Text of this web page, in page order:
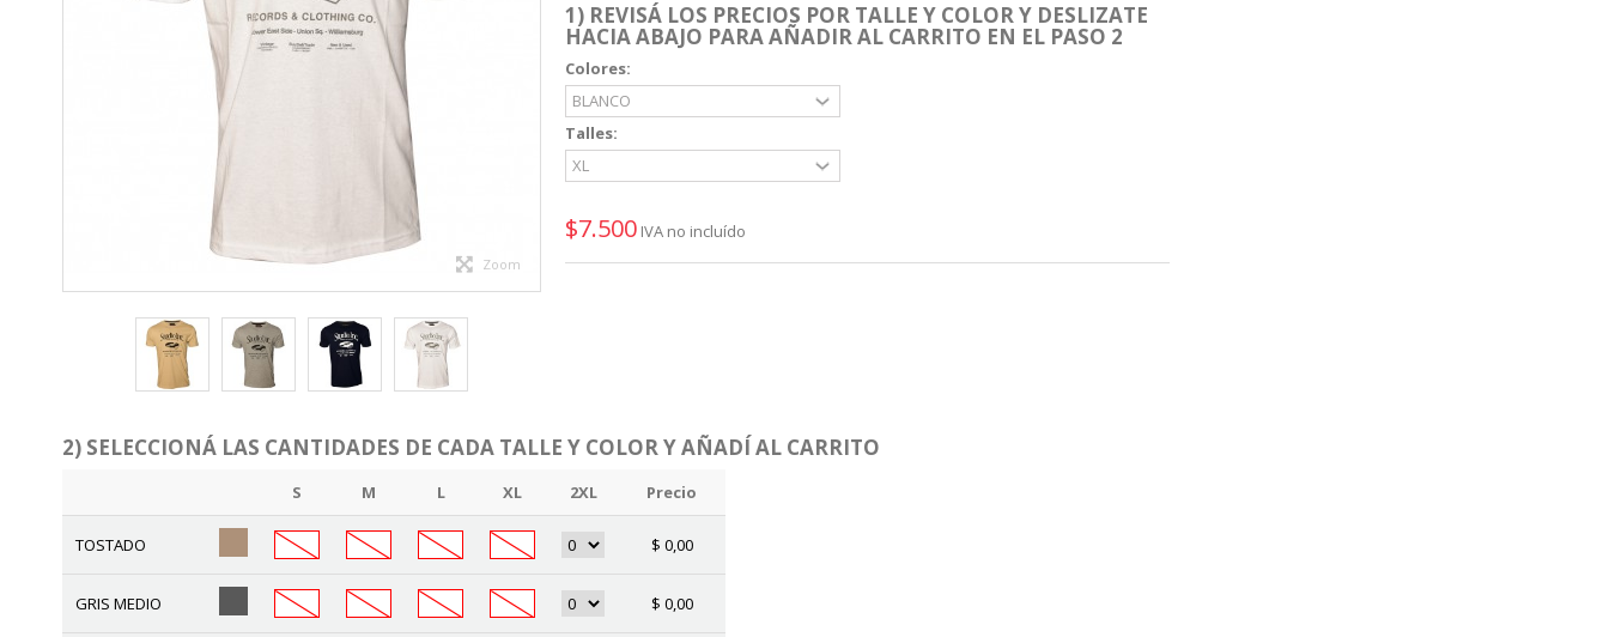
Zoom
1) REVISÁ LOS PRECIOS POR TALLE Y COLOR Y DESLIZATE
HACIA ABAJO PARA AÑADIR AL CARRITO EN EL PASO 2
Colores:
Talles:
$7.500 IVA no incluído
2) SELECCIONÁ LAS CANTIDADES DE CADA TALLE Y COLOR Y AÑADÍ AL CARRITO
S M L XL 2XL Precio
TOSTADO $ 0,00
GRIS MEDIO $ 0,00